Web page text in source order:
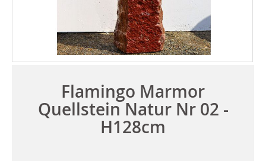
Flamingo Marmor
Quellstein Natur Nr 02 -
H128cm